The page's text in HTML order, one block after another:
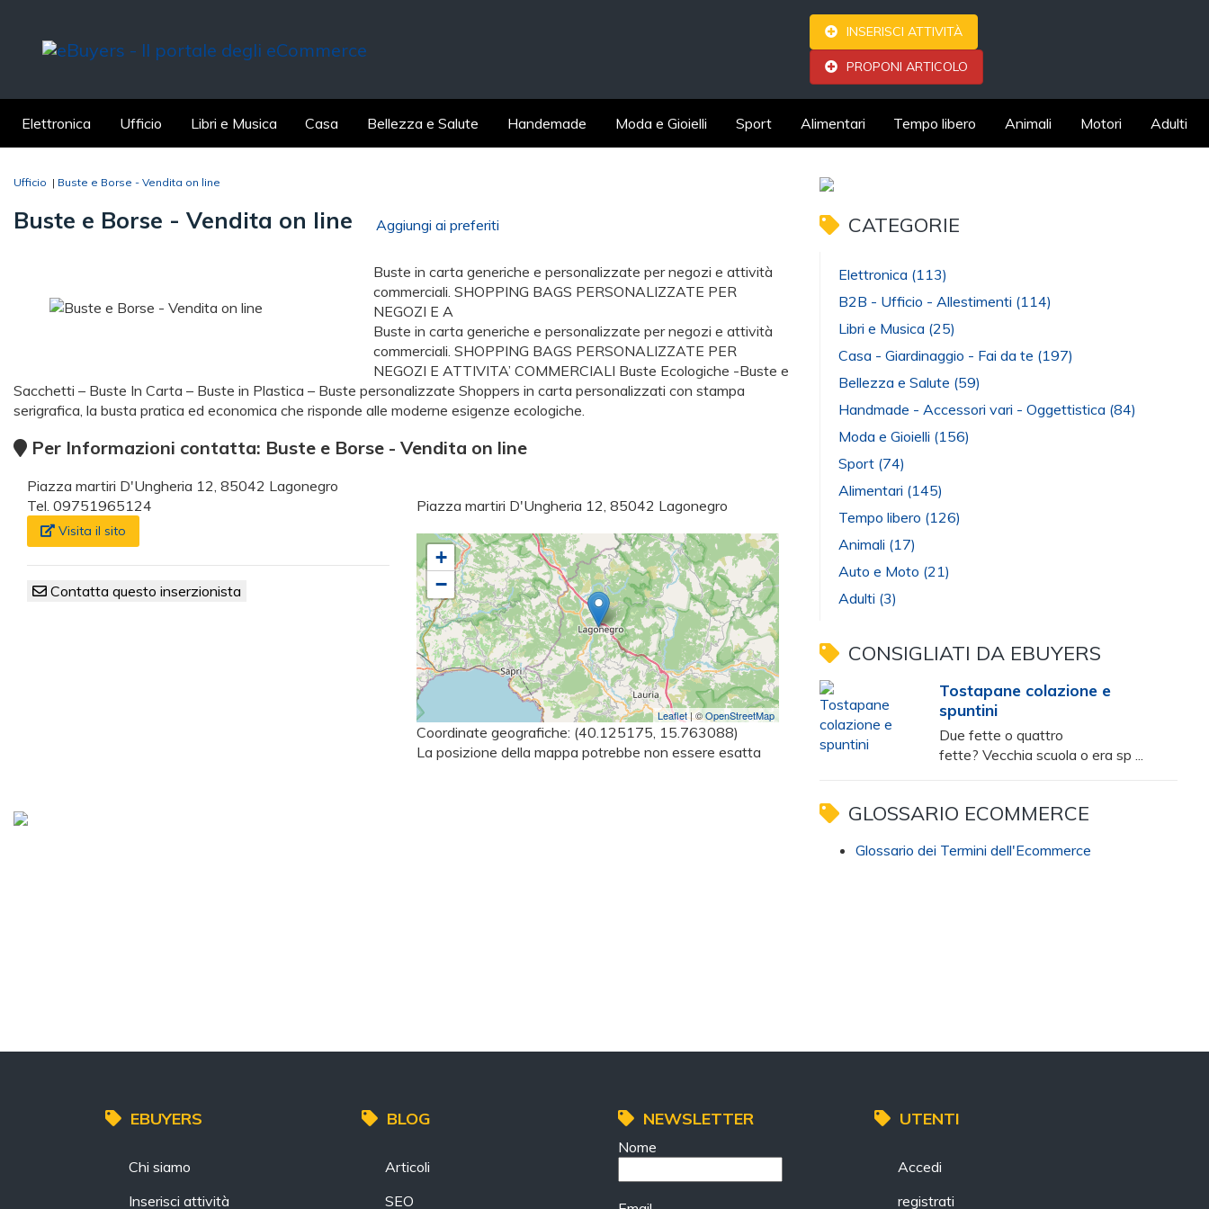
INSERISCI ATTIVITÀ
PROPONI ARTICOLO
Elettronica Ufficio Libri e Musica Casa Bellezza e Salute Handemade Moda e Gioielli Sport Alimentari Tempo libero Animali Motori Adulti
Ufficio | Buste e Borse - Vendita on line
Buste e Borse - Vendita on line Aggiungi ai preferiti
Buste in carta generiche e personalizzate per negozi e attività
commerciali. SHOPPING BAGS PERSONALIZZATE PER
NEGOZI E A
Buste in carta generiche e personalizzate per negozi e attività
commerciali. SHOPPING BAGS PERSONALIZZATE PER
NEGOZI E ATTIVITA’ COMMERCIALI Buste Ecologiche -Buste e
Sacchetti – Buste In Carta – Buste in Plastica – Buste personalizzate Shoppers in carta personalizzati con stampa
serigrafica, la busta pratica ed economica che risponde alle moderne esigenze ecologiche.
Per Informazioni contatta: Buste e Borse - Vendita on line
Piazza martiri D'Ungheria 12, 85042 Lagonegro
Tel. 09751965124
Visita il sito
Contatta questo inserzionista
Piazza martiri D'Ungheria 12, 85042 Lagonegro
+
−
Leaflet| ©OpenStreetMap
Coordinate geografiche: (40.125175, 15.763088)
La posizione della mappa potrebbe non essere esatta
CATEGORIE
Elettronica (113)
B2B - Ufficio - Allestimenti (114)
Libri e Musica (25)
Casa - Giardinaggio - Fai da te (197)
Bellezza e Salute (59)
Handmade - Accessori vari - Oggettistica (84)
Moda e Gioielli (156)
Sport (74)
Alimentari (145)
Tempo libero (126)
Animali (17)
Auto e Moto (21)
Adulti (3)
CONSIGLIATI DA EBUYERS
Tostapane colazione e
spuntini
Due fette o quattro
fette? Vecchia scuola o era sp ...
GLOSSARIO ECOMMERCE
Glossario dei Termini dell'Ecommerce
EBUYERS
Chi siamo
Inserisci attività
BLOG
Articoli
SEO
NEWSLETTER
Nome
UTENTI
Accedi
registrati